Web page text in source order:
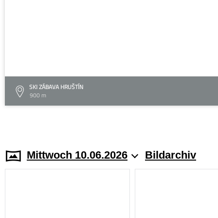
SKI ZÁBAVA HRUŠTÍN
900 m
Mittwoch 10.06.2026 Bildarchiv